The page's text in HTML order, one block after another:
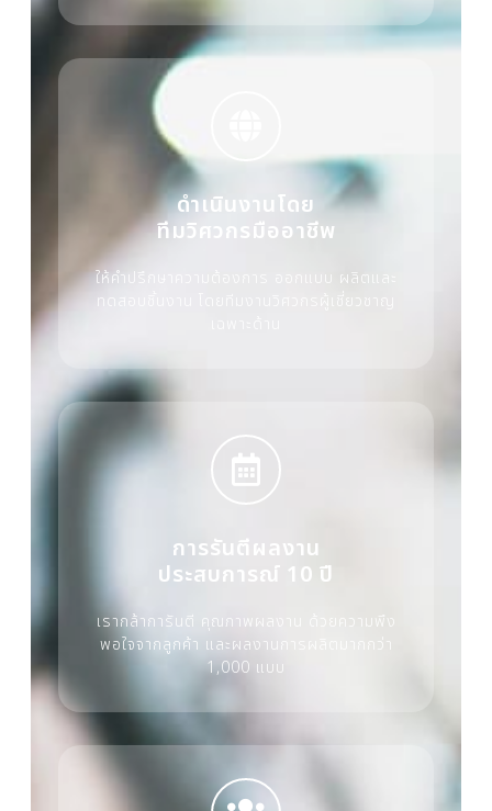
ดำเนินงานโดย
ทีมวิศวกรมืออาชีพ
ให้คำปรึกษาความต้องการ ออกแบบ ผลิตและ
ทดสอบชิ้นงาน โดยทีมงานวิศวกรผู้เชี่ยวชาญ
การรันตีผลงาน
ประสบการณ์ 10 ปี
เรากล้าการันตี คุณภาพผลงาน ด้วยความพึง
พอใจจากลูกค้า และผลงานการผลิตมากกว่า
1,000 แบบ